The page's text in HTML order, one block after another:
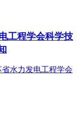
工程学会科学技
水力发电工程学会